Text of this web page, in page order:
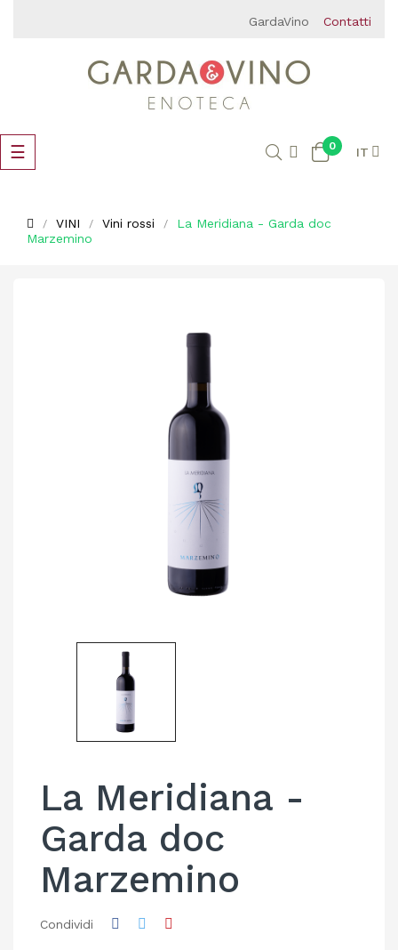
GardaVino Contatti
navigazione
Toggle
☰ 0 IT
VINI Vini rossi
La Meridiana - Garda doc
Marzemino
La Meridiana -
Garda doc
Marzemino
Condividi